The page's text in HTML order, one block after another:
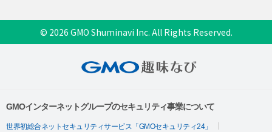
© 2026 GMO Shuminavi Inc. All Rights Reserved.